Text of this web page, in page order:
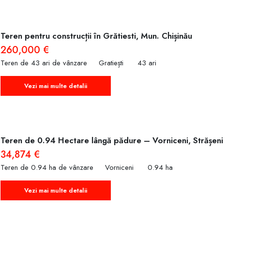
Teren pentru construcții în Grătiesti, Mun. Chișinău
260,000 €
Teren de 43 ari de vânzare Gratiești 43 ari
Vezi mai multe detalii
Teren de 0.94 Hectare lângă pădure – Vorniceni, Strășeni
34,874 €
Teren de 0.94 ha de vânzare Vorniceni 0.94 ha
Vezi mai multe detalii